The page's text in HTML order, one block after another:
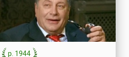
р. 1944